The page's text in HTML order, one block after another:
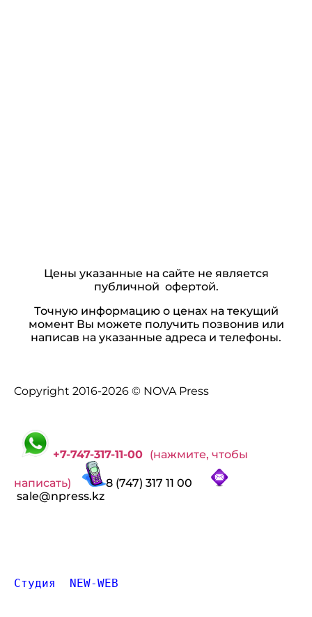
Цены указанные на сайте не является
публичной офертой.
Точную информацию о ценах на текущий
момент Вы можете получить позвонив или
написав на указанные адреса и телефоны.
Copyright 2016-2026 © NOVA Press
+7-747-317-11-00 (нажмите, чтобы
написать)
8 (747) 317 11 00
sale@npress.kz
Студия  NEW-WEB